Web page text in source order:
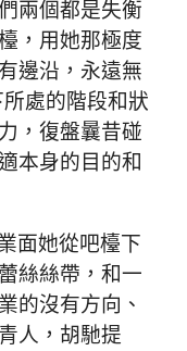
兩個都是失衡
，用她那極度
邊沿，永遠無
處的階段和狀
，復盤曩昔碰
本身的目的和
面她從吧檯下
絲絲帶，和一
的沒有方向、
人，胡馳提